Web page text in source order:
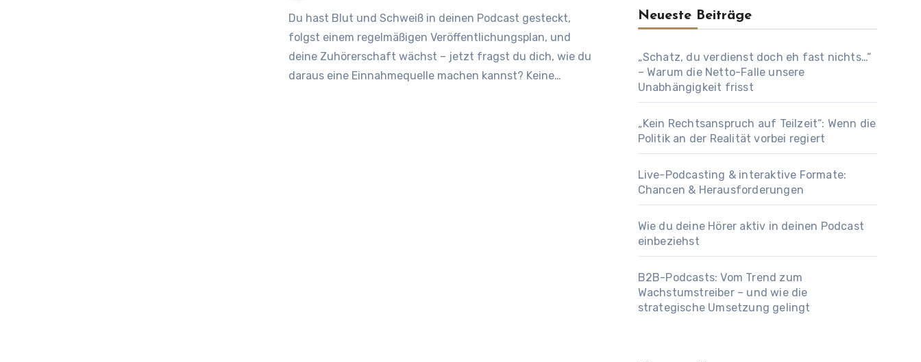
Du hast Blut und Schweiß in deinen Podcast gesteckt,
folgst einem regelmäßigen Veröffentlichungsplan, und
deine Zuhörerschaft wächst – jetzt fragst du dich, wie du
daraus eine Einnahmequelle machen kannst? Keine…
Neueste Beiträge
„Schatz, du verdienst doch eh fast nichts…“
– Warum die Netto-Falle unsere
Unabhängigkeit frisst
„Kein Rechtsanspruch auf Teilzeit“: Wenn die
Politik an der Realität vorbei regiert
Live-Podcasting & interaktive Formate:
Chancen & Herausforderungen
Wie du deine Hörer aktiv in deinen Podcast
einbeziehst
B2B-Podcasts: Vom Trend zum
Wachstumstreiber – und wie die
strategische Umsetzung gelingt